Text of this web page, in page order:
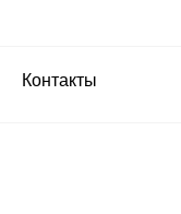
Контакты